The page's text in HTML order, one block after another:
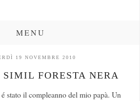
MENU
19 NOVEMBRE 2010
SIMIL FORESTA NERA
stato il compleanno del mio papà. Un